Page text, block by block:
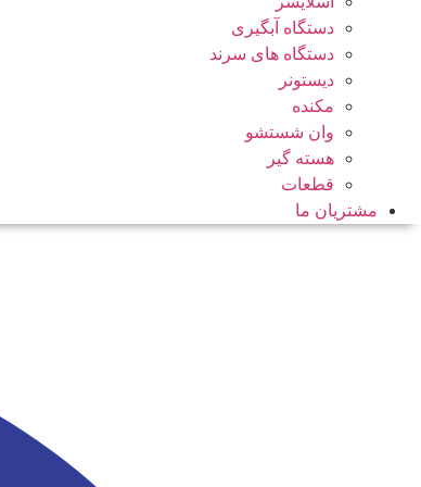
دستگاه آبگیری
دستگاه های سرند
دیستونر
مکنده
وان شستشو
هسته گیر
قطعات
مشتریان ما